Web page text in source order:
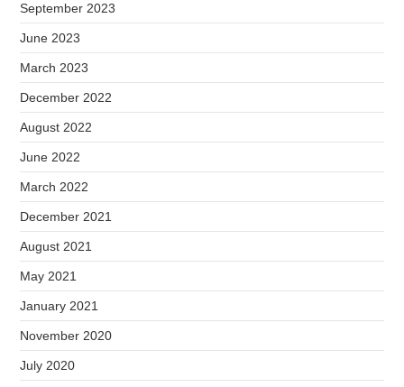
September 2023
June 2023
March 2023
December 2022
August 2022
June 2022
March 2022
December 2021
August 2021
May 2021
January 2021
November 2020
July 2020